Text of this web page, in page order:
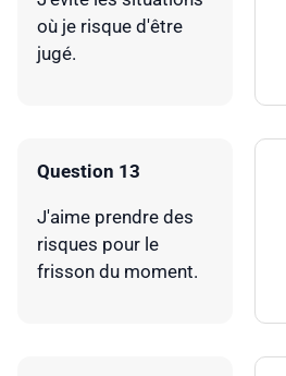
où je risque d'être
jugé.
Question 13
J'aime prendre des
risques pour le
frisson du moment.